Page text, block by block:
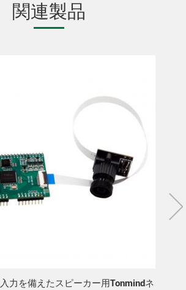
関連製品
ーカーインターホンドアホン用の